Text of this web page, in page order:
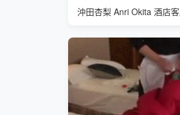
沖田杏梨 Anri Okita 酒店